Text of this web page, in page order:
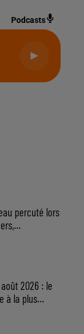
Podcasts